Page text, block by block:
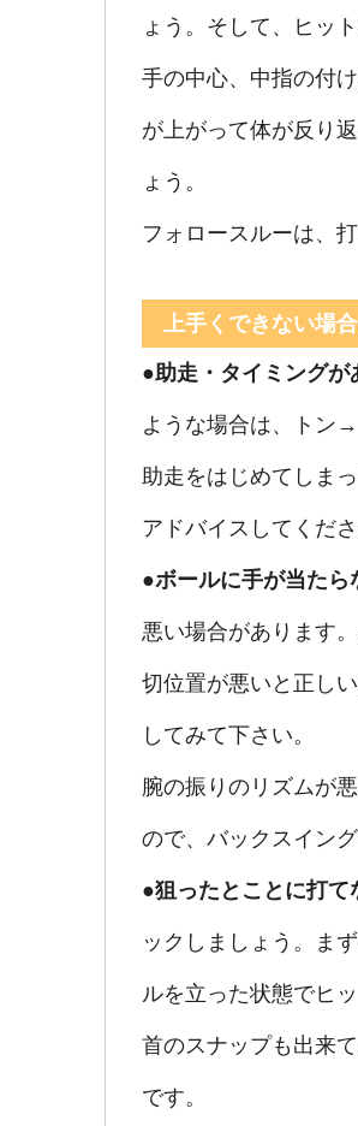
ょう。そして、ヒッ
手の中心、中指の付
が上がって体が反り
ょう。
フォロースルーは、
上手くできない場
●助走・タイミングが
ような場合は、トン
助走をはじめてしま
アドバイスしてくだ
●ボールに手が当たら
悪い場合があります
切位置が悪いと正し
してみて下さい。
腕の振りのリズムが
ので、バックスイン
●狙ったとことに打て
ックしましょう。ま
ルを立った状態でヒ
首のスナップも出来
です。